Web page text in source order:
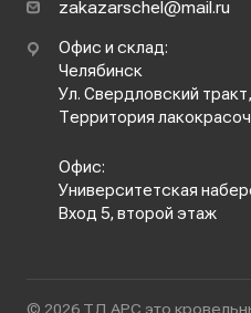
zakazarschel@mail.ru
Офис и склад:
Челябинск
Ул. Свердловский
Территория
Офис:
Университетская
Вход 5, второй этаж
© 2026 ТД АРС это